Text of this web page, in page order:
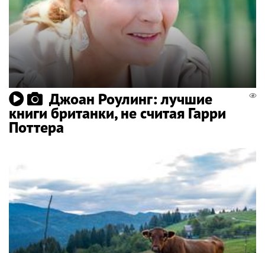
Джоан Роулинг: лучшие
книги британки, не считая Гарри
Поттера